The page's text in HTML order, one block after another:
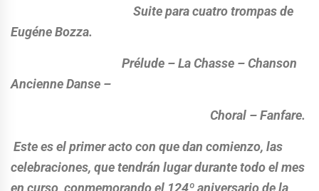
Suite para cuatro trompas de
Eugéne Bozza.
Prélude – La Chasse – Chanson
Ancienne Danse –
Choral – Fanfare.
Este es el primer acto con que dan comienzo, las
celebraciones, que tendrán lugar durante todo el mes
en curso, conmemorando el 124º aniversario de la